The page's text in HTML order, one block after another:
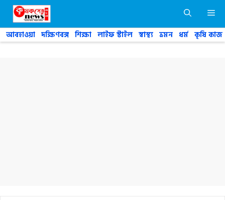
Skip
content
আবহাওয়া দক্ষিণবঙ্গ শিক্ষা লাইফ স্টাইল স্বাস্থ্য ভ্রমন ধর্ম কৃষি কাজ